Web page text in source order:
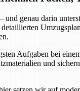
genau darin
Aufgaben bei
und